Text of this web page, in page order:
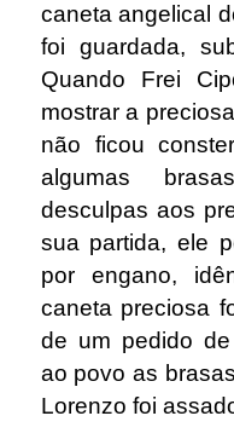
caneta angelical
foi guardada,
Quando Frei
mostrar a
não ficou
algumas
desculpas aos
sua partida, ele
por engano,
caneta preciosa
de um pedido
ao povo as
Lorenzo foi